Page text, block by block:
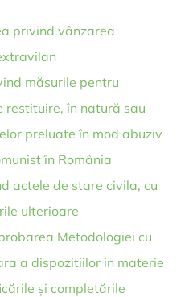
privind vânzarea
măsurile pentru
restituire, în natură sau
preluate în mod abuziv
în România
actele de stare civila, cu
ulterioare
Metodologiei cu
a dispozitiilor in materie
și completările